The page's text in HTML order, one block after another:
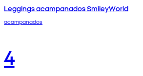
Leggings acampanados SmileyWorld
acampanados
4